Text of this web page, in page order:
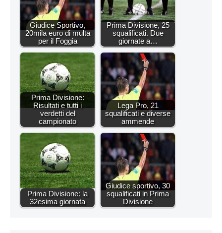
Giudice Sportivo,
20mila euro di multa
per il Foggia
Prima Divisione, 25
squalificati. Due
giornate a…
Prima Divisione:
Risultati e tutti i
verdetti del
campionato
Lega Pro, 21
squalificati e diverse
ammende
Prima Divisione: la
32esima giornata
Giudice sportivo, 30
squalificati in Prima
Divisione